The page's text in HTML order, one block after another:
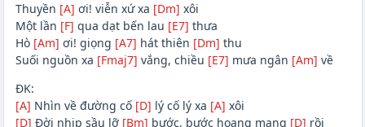
Thuyền [A] ơi! viễn xứ xa [Dm] xôi
Một lần [F] qua dạt bến lau [E7] thưa
Hò [Am] ơi! giọng [A7] hát thiên [Dm] thu
Suối nguồn xa [Fmaj7] vắng, chiều [E7] mưa ngân [Am] về
ĐK:
[A] Nhìn về đường cố [D] lý cố lý xa [A] xôi
[D] Đời nhịp sầu lỡ [Bm] bước, bước hoang mang [D] rồi